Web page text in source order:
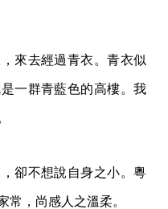
來去經過青衣。青衣似
一群青藍色的高樓。我
卻不想說自身之小。粵
常，尚感人之溫柔。